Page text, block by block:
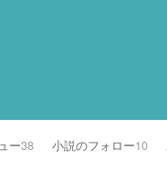
ー38 小説のフォロー10